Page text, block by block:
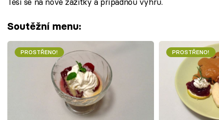
Soutěžní menu:
PROSTŘENO! PROSTŘENO!